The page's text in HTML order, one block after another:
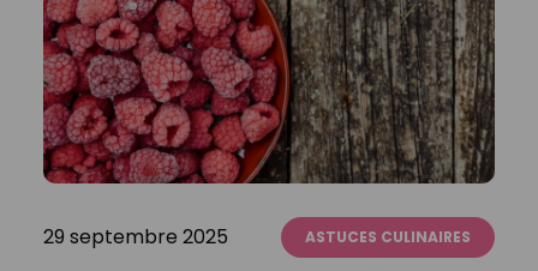
29 septembre 2025 ASTUCES CULINAIRES